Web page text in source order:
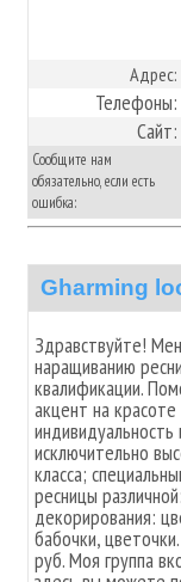
Адрес:
Телефоны:
Сайт:
Сообщите нам
обязательно, если есть
ошибка:
Gharming
Здравствуйте!
наращиванию
квалификации.
акцент на
исключительно
класса;
ресницы
декорирования:
бабочки,
руб. Моя группа